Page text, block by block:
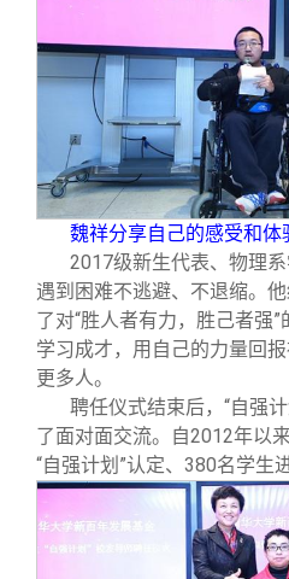
魏祥分享自己的感受和体
2017级新生代表、物理
遇到困难不逃避、不退缩。
了对“胜人者有力，胜己者强
学习成才，用自己的力量回
更多人。
聘任仪式结束后，“自强
了面对面交流。自2012年以
“自强计划”认定、380名学生